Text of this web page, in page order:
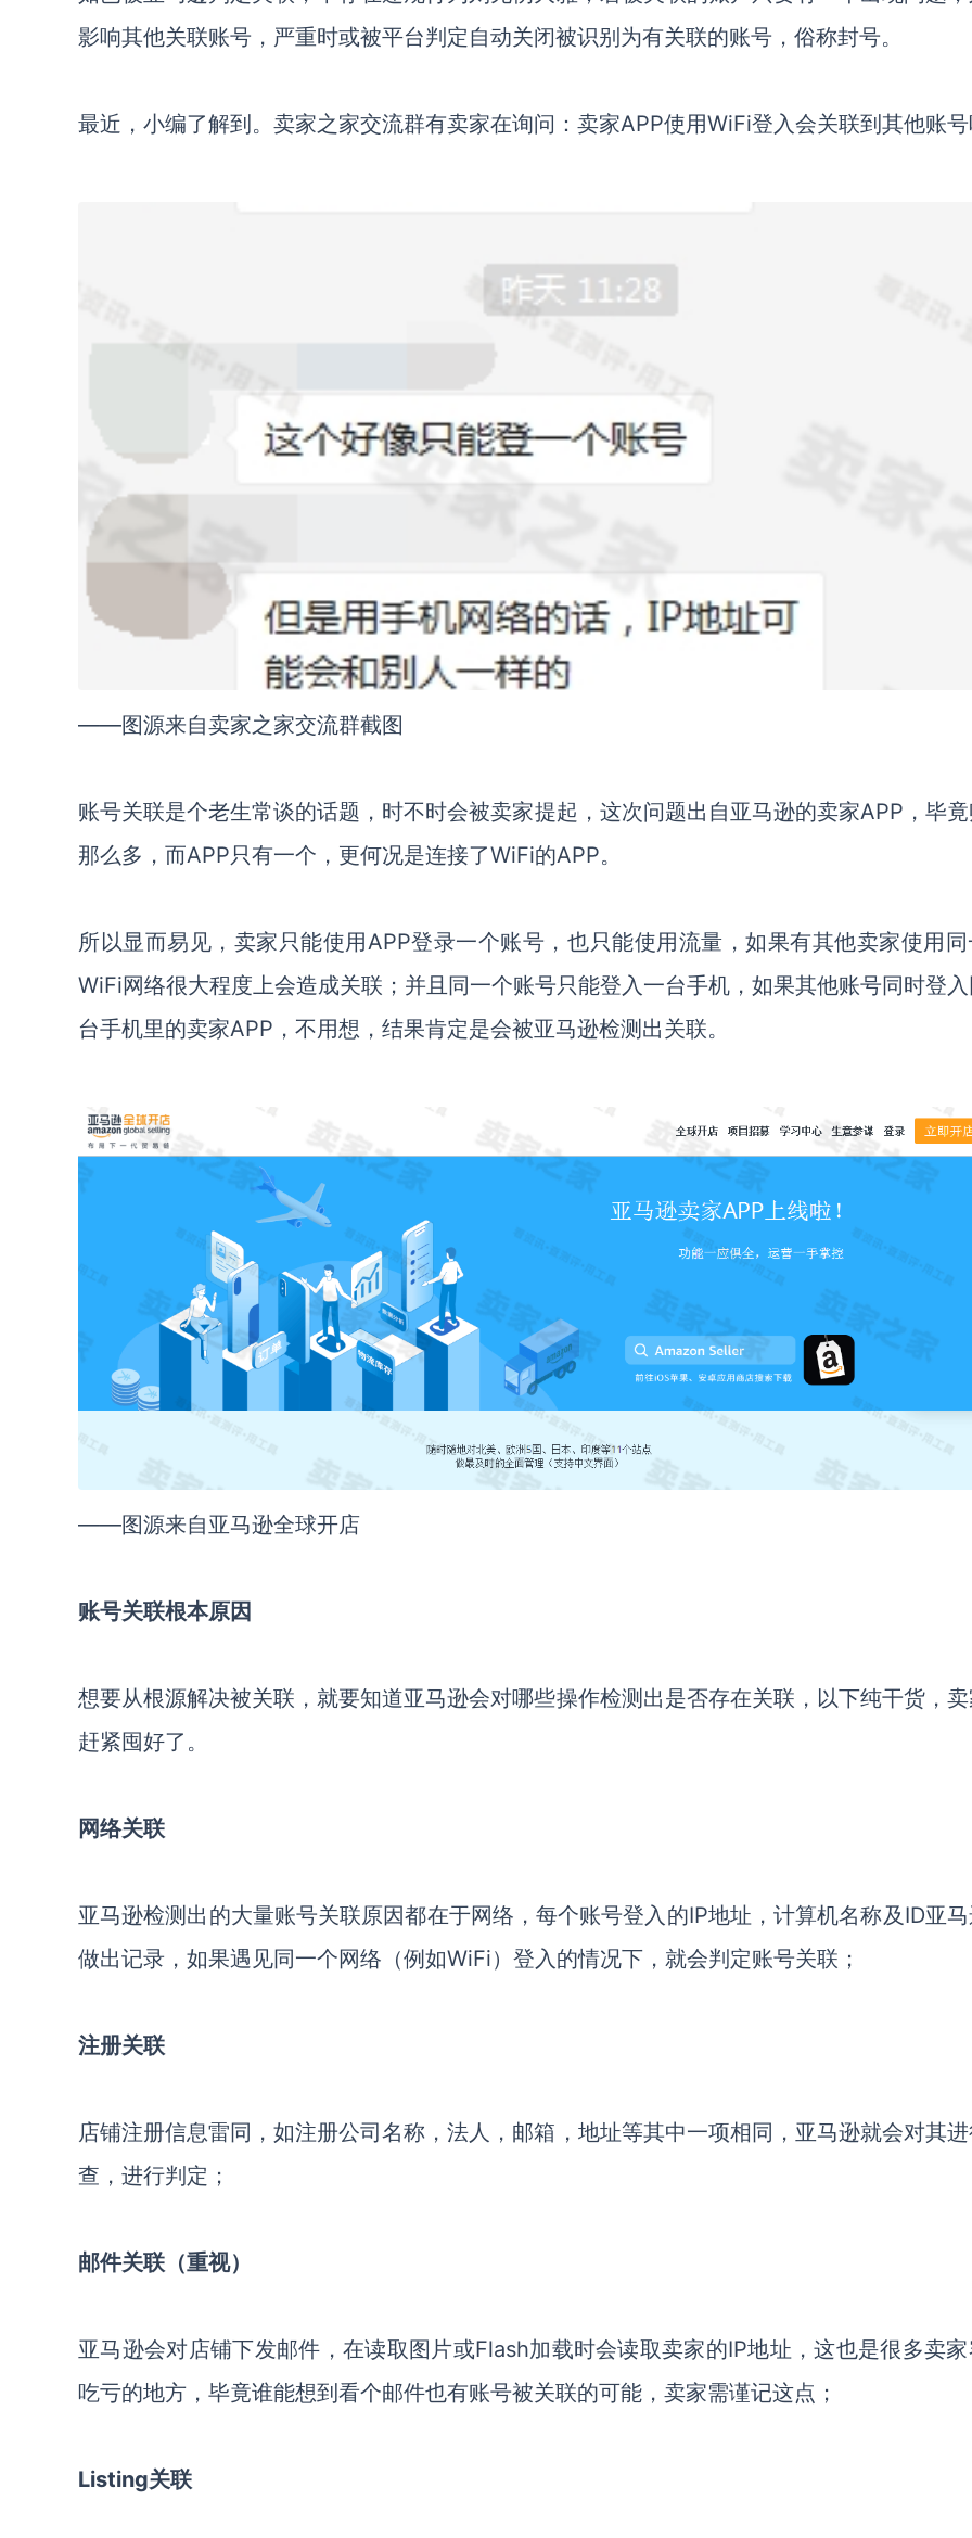
影响其他关联账号，严重时或被平台判定自动关闭被识别为有关联的账号，俗称封号。
最近，小编了解到。卖家之家交流群有卖家在询问： 卖家APP使用WiFi登入会关联到其他账
——图源来自卖家之家交流群截图
账号关联是个老生常谈的话题，时不时会被卖家提起，这次问题出自亚马逊的卖家APP，毕
那么多，而APP只有一个，更何况是连接了WiFi的APP。
所以显而易见，卖家只能使用APP登录一个账号，也只能使用流量，如果有其他卖家使用
WiFi网络很大程度上会造成关联；并且同一个账号只能登入一台手机，如果其他账号同时登
台手机里的卖家APP，不用想，结果肯定是会被亚马逊检测出关联。
——图源来自亚马逊全球开店
账号关联根本原因
想要从根源解决被关联，就要知道亚马逊会对哪些操作检测出是否存在关联，以下纯干货，
赶紧囤好了。
网络关联
亚马逊检测出的大量账号关联原因都在于网络，每个账号登入的IP地址，计算机名称及ID亚
做出记录，如果遇见同一个网络（例如WiFi）登入的情况下，就会判定账号关联；
注册关联
店铺注册信息雷同，如注册公司名称，法人，邮箱，地址等其中一项相同，亚马逊就会对其
查，进行判定；
邮件关联 （重视）
亚马逊会对店铺下发邮件，在读取图片或Flash加载时会读取卖家的IP地址，这也是很多卖
吃亏的地方，毕竟谁能想到看个邮件也有账号被关联的可能，卖家需谨记这点；
Listing关联